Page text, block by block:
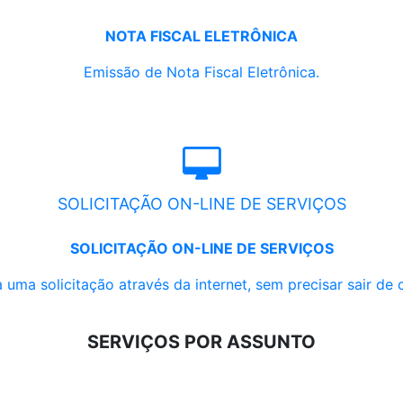
NOTA FISCAL ELETRÔNICA
Emissão de Nota Fiscal Eletrônica.
SOLICITAÇÃO ON-LINE DE SERVIÇOS
SOLICITAÇÃO ON-LINE DE SERVIÇOS
uma solicitação através da internet, sem precisar sair de
SERVIÇOS POR ASSUNTO